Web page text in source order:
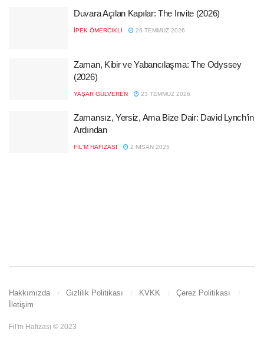
Duvara Açılan Kapılar: The Invite (2026)
İPEK ÖMERCIKLI 26 TEMMUZ 2026
Zaman, Kibir ve Yabancılaşma: The Odyssey
(2026)
YAŞAR GÜLVEREN 23 TEMMUZ 2026
Zamansız, Yersiz, Ama Bize Dair: David Lynch’in
Ardından
FIL'M HAFIZASI 2 NISAN 2025
Hakkımızda Gizlilik Politikası KVKK
Çerez Politikası
İletişim
Fil'm Hafızası © 2023